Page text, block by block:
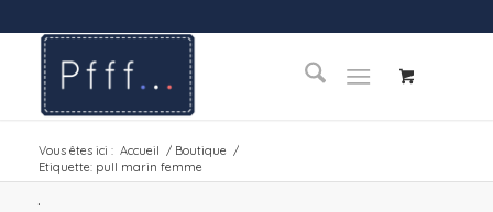
Vous êtes ici : Accueil / Boutique /
Etiquette: pull marin femme
.